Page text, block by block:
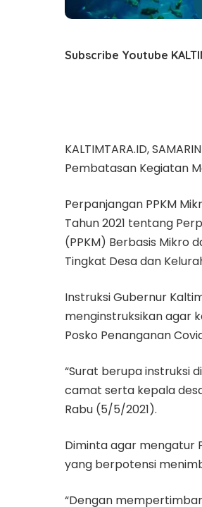
Subscribe Youtube
KALTIMTARA.ID,
Pembatasan Kegiatan
Perpanjangan PPKM
Tahun 2021 tentang
(PPKM) Berbasis Mikro
Tingkat Desa dan
Instruksi Gubernur
menginstruksikan agar
Posko Penanganan
“Surat berupa instruksi
camat serta kepala
Rabu (5/5/2021).
Diminta agar mengatur
yang berpotensi
“Dengan